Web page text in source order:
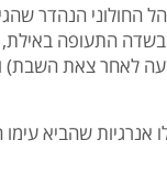
הנהדר
התעופה
מנת להספיק את הטיסה של 18:30
אנרגיות שהביא